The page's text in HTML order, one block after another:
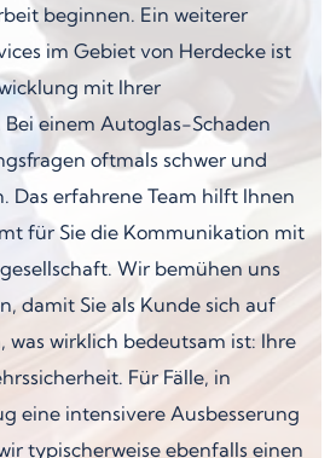
beginnen. Ein weiterer
im Gebiet von Herdecke ist
mit Ihrer
Bei einem Autoglas-Schaden
oftmals schwer und
Das erfahrene Team hilft Ihnen
für Sie die Kommunikation mit
Wir bemühen uns
damit Sie als Kunde sich auf
was wirklich bedeutsam ist: Ihre
Für Fälle, in
eine intensivere Ausbesserung
typischerweise ebenfalls einen